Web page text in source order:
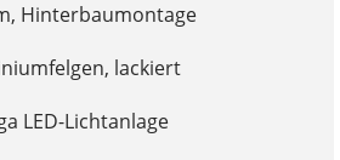
Hinterbaumontage
lackiert
LED-Lichtanlage